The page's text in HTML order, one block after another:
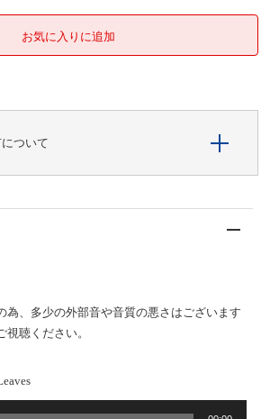
ついて
為、多少の外部音や音質の悪さはございます
聴ください。